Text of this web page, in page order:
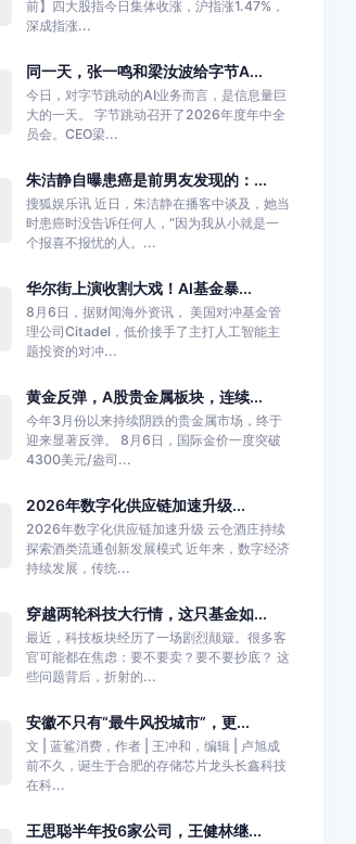
前】四大股指今日集体收涨，沪指涨1.47%，
深成指涨...
同一天，张一鸣和梁汝波给字节A...
今日，对字节跳动的AI业务而言，是信息量巨
大的一天。 字节跳动召开了2026年度年中全
员会。CEO梁...
朱洁静自曝患癌是前男友发现的：...
搜狐娱乐讯 近日，朱洁静在播客中谈及，她当
时患癌时没告诉任何人，“因为我从小就是一
个报喜不报忧的人。...
华尔街上演收割大戏！AI基金暴...
8月6日，据财闻海外资讯， 美国对冲基金管
理公司Citadel，低价接手了主打人工智能主
题投资的对冲...
黄金反弹，A股贵金属板块，连续...
今年3月份以来持续阴跌的贵金属市场，终于
迎来显著反弹。 8月6日，国际金价一度突破
4300美元/盎司...
2026年数字化供应链加速升级...
2026年数字化供应链加速升级 云仓酒庄持续
探索酒类流通创新发展模式 近年来，数字经济
持续发展，传统...
穿越两轮科技大行情，这只基金如...
最近，科技板块经历了一场剧烈颠簸。很多客
官可能都在焦虑：要不要卖？要不要抄底？ 这
些问题背后，折射的...
安徽不只有“最牛风投城市”，更...
文 | 蓝鲨消费，作者 | 王冲和，编辑 | 卢旭成
前不久，诞生于合肥的存储芯片龙头长鑫科技
在科...
王思聪半年投6家公司，王健林继...